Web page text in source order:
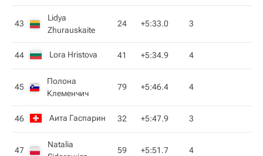
43
Lidya
Zhurauskaite
24 +5:33.0 3
44 Lora Hristova 41 +5:34.9 4
45
Полона
Клеменчич
79 +5:46.4 4
46 Аита Гаспарин 32 +5:47.9 3
47
Natalia
59 +5:51.7 4